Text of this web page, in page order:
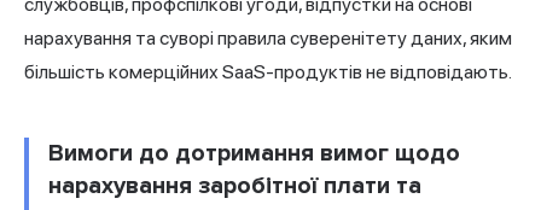
службовців, профспілкові угоди, відпустки на основі
нарахування та суворі правила суверенітету даних, яким
більшість комерційних SaaS-продуктів не відповідають.
Вимоги до дотримання вимог щодо
нарахування заробітної плати та